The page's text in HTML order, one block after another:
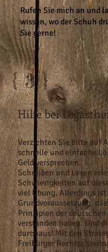
Rufen Sie mich an und
wissen, wo der Schuh
Sie gerne!
{ 3 }
Hilfe bei
Verzichten Sie bitte auf
schnelle und einfache
Geld versprechen.
Schreiben und Lesen
Schwierigkeiten auf
viel Übung. Allerdings ist
Grundvoraussetzung,
Prinzipien der
verstanden haben. Und
durchaus! Mit den
Freiburger